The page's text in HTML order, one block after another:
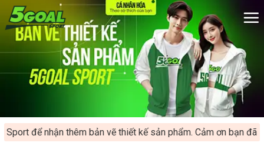
Chuyển
đến
dung
để nhận thêm bản vẽ thiết kế sản phẩm. Cảm ơn bạn đã